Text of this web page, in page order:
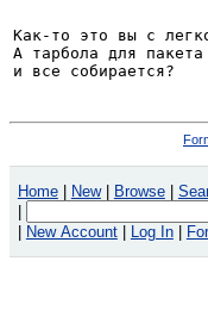
Как-то это вы с
А тарбола для
и все собирается?
Home New Browse
New Account Log In